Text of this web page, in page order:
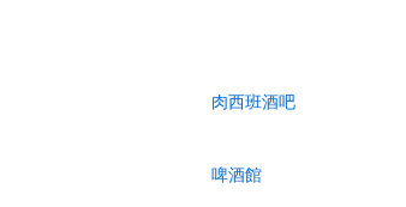
肉西班酒吧
啤酒館